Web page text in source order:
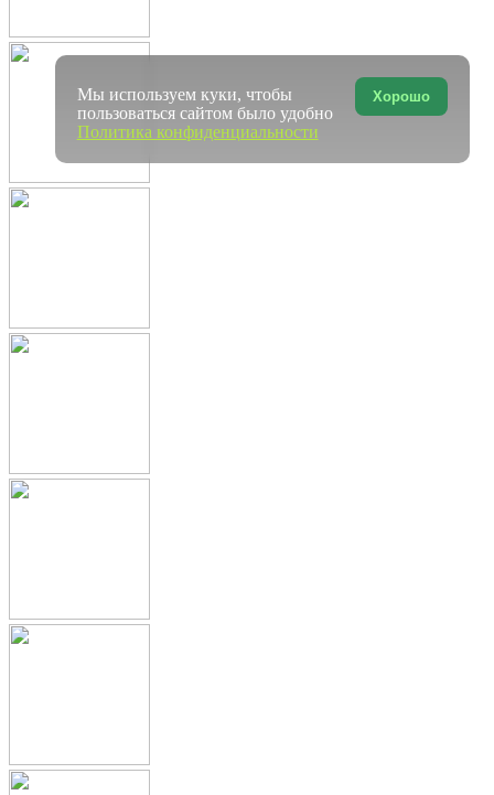
Хорошо
Мы используем куки, чтобы
пользоваться сайтом было удобно
Политика конфиденциальности